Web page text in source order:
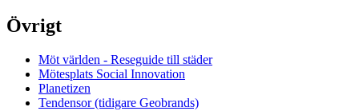
Övrigt
Möt världen - Reseguide till städer
Mötesplats Social Innovation
Planetizen
Tendensor (tidigare Geobrands)